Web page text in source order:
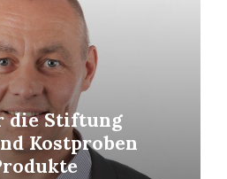
die Stiftung
Kostproben